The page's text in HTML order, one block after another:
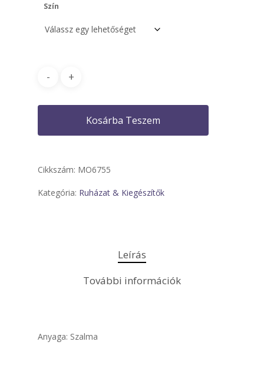
Szín
Kosárba Teszem
Cikkszám: MO6755
Kategória: Ruházat & Kiegészítők
Leírás
További információk
Anyaga: Szalma